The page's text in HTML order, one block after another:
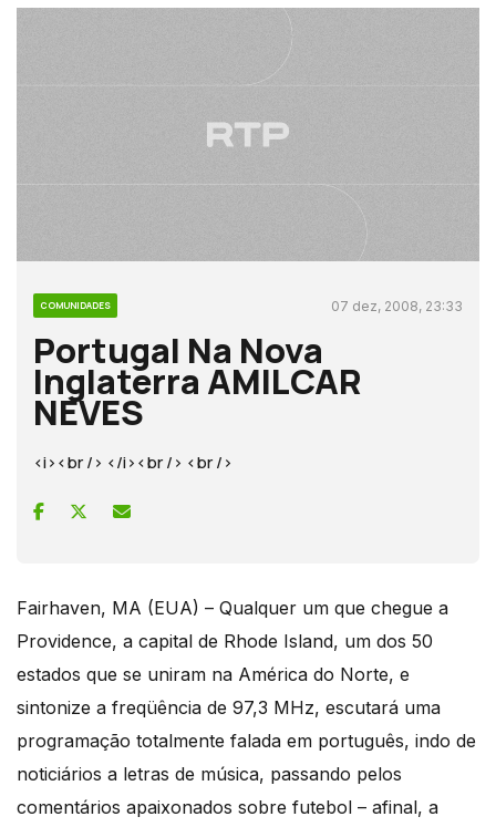
COMUNIDADES 07 dez, 2008, 23:33
Portugal Na Nova
Inglaterra AMILCAR
NEVES
<i><br /> </i><br /> <br />
Fairhaven, MA (EUA) – Qualquer um que chegue a
Providence, a capital de Rhode Island, um dos 50
estados que se uniram na América do Norte, e
sintonize a freqüência de 97,3 MHz, escutará uma
programação totalmente falada em português, indo de
noticiários a letras de música, passando pelos
comentários apaixonados sobre futebol – afinal, a